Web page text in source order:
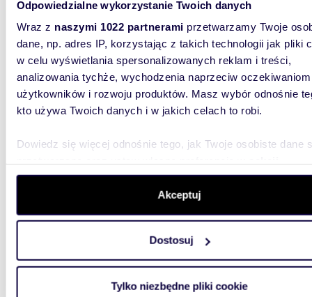
Odpowiedzialne wykorzystanie Twoich danych
Wraz z naszymi 1022 partnerami przetwarzamy Twoje
dane, np. adres IP, korzystając z takich technologii jak pliki
w celu wyświetlania spersonalizowanych reklam i treści,
analizowania tychże, wychodzenia naprzeciw oczekiwaniom
użytkowników i rozwoju produktów. Masz wybór odnośnie
kto używa Twoich danych i w jakich celach to robi.
Dowiedz się więcej odnośnie tego, jak Twoje osobiste dane
szczegółów. W Deklaracji plików cookie możesz zmienić
wycofać swoją zgodę w dowolnej chwili.
aby oferować funkcje społecznościowe i analizować ruch w
witrynie. Informacje o tym, jak korzystasz z naszej witryny,
analitycznym. Partnerzy mogą połączyć te informacje z
Akceptuj
Dostosuj
Tylko niezbędne pliki cookie
Nowoczesny lokal biurowy 40,3 m2 z szerokimi
lokal